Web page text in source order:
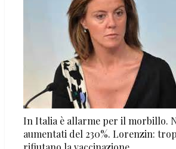
In Italia è allarme per il morbillo.
aumentati del 230%. Lorenzin: